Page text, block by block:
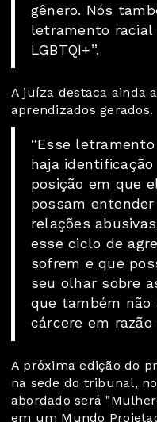
gênero. Nós
letramento
LGBTQI+”.
A juíza destaca ainda
aprendizados gerados.
“Esse
haja
posição em que
possam
relações
esse ciclo de
sofrem e que
seu olhar sobre
que também não
cárcere em razão
A próxima edição do
na sede do tribunal,
abordado será
em um Mundo